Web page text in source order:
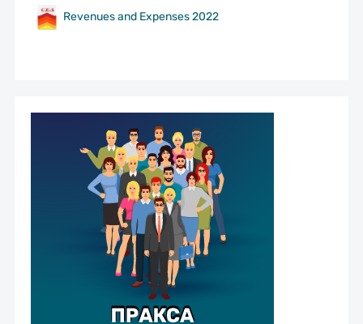
Revenues and Expenses 2022